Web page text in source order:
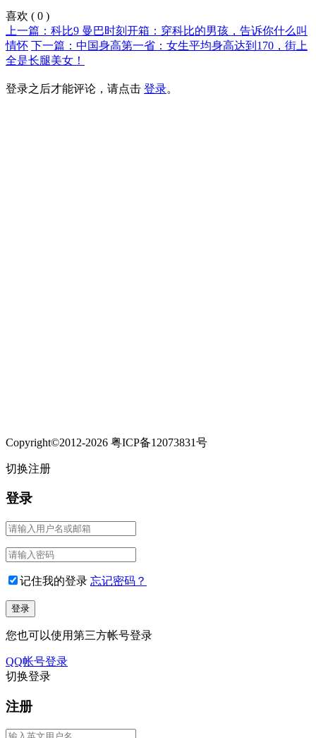
喜欢 ( 0 )
上一篇：科比9 曼巴时刻开箱：穿科比的男孩，告诉你什么叫
情怀 下一篇：中国身高第一省：女生平均身高达到170，街上
全是长腿美女！
登录之后才能评论，请点击 登录。
Copyright©2012-2026 粤ICP备12073831号
切换注册
登录
记住我的登录 忘记密码？
您也可以使用第三方帐号登录
QQ帐号登录
切换登录
注册